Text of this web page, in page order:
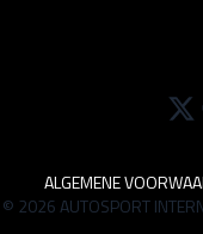
ALGEMENE
© 2026 AUTOSPORT